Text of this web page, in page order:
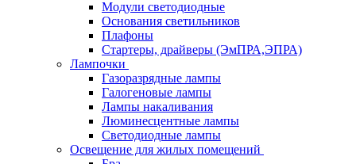
Модули светодиодные
Основания светильников
Плафоны
Стартеры, драйверы (ЭмПРА,ЭПРА)
Лампочки
Газоразрядные лампы
Галогеновые лампы
Лампы накаливания
Люминесцентные лампы
Светодиодные лампы
Освещение для жилых помещений